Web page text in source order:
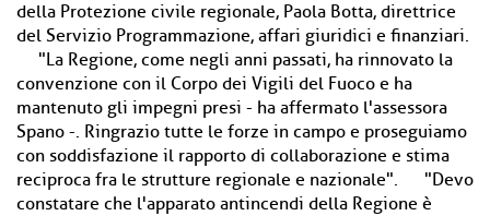
della Protezione civile regionale, Paola Botta, direttrice
del Servizio Programmazione, affari giuridici e finanziari.
"La Regione, come negli anni passati, ha rinnovato la
convenzione con il Corpo dei Vigili del Fuoco e ha
mantenuto gli impegni presi - ha affermato l'assessora
Spano -. Ringrazio tutte le forze in campo e proseguiamo
con soddisfazione il rapporto di collaborazione e stima
reciproca fra le strutture regionale e nazionale". "Devo
constatare che l'apparato antincendi della Regione è